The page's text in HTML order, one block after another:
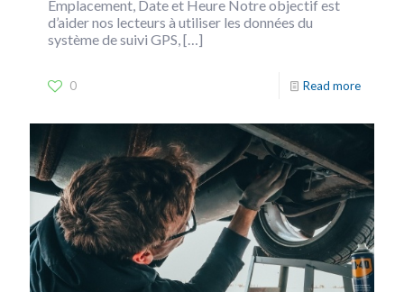
Emplacement, Date et Heure Notre objectif est
d’aider nos lecteurs à utiliser les données du
système de suivi GPS, […]
0 Read more